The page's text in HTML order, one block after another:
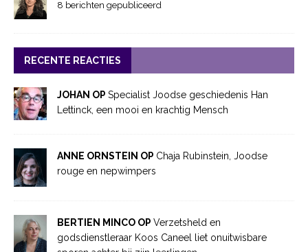
8 berichten gepubliceerd
RECENTE REACTIES
JOHAN OP Specialist Joodse geschiedenis Han
Lettinck, een mooi en krachtig Mensch
ANNE ORNSTEIN OP Chaja Rubinstein, Joodse
rouge en nepwimpers
BERTIEN MINCO OP Verzetsheld en
godsdienstleraar Koos Caneel liet onuitwisbare